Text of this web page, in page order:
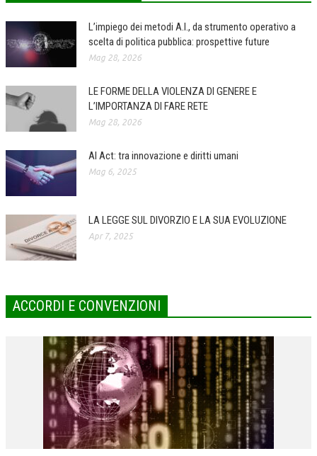
PEER REVIEW
CODICE ETICO
AUTORI
COLLABORA CON NOI
CORPORATE SOCIAL RESPONSIBILITY
INTERNAZIONALIZZAZIONE
HUMAN RESOURCES
MARKETING
RISK MANAGEMENT
SVILUPPO SOSTENIBILE
PERSONA E CITTÀ
L’UMANISTA
L’impiego dei metodi A.I., da strumento operativo a
scelta di politica pubblica: prospettive future
Mag 28, 2026
LE FORME DELLA VIOLENZA DI GENERE E
L’IMPORTANZA DI FARE RETE
Mag 28, 2026
AI Act: tra innovazione e diritti umani
Mag 6, 2025
LA LEGGE SUL DIVORZIO E LA SUA EVOLUZIONE
Apr 7, 2025
ACCORDI E CONVENZIONI